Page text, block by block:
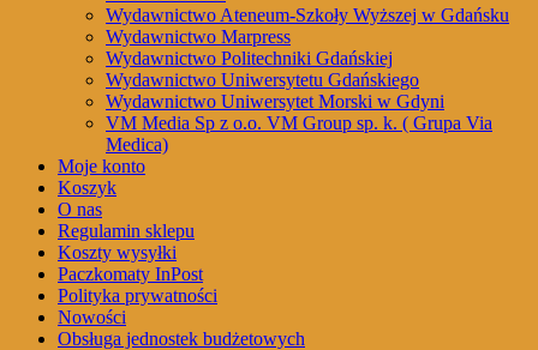
Wydawnictwo Ateneum-Szkoły Wyższej w Gdańsku
Wydawnictwo Marpress
Wydawnictwo Politechniki Gdańskiej
Wydawnictwo Uniwersytetu Gdańskiego
Wydawnictwo Uniwersytet Morski w Gdyni
VM Media Sp z o.o. VM Group sp. k. ( Grupa Via
Medica)
Moje konto
Koszyk
O nas
Regulamin sklepu
Koszty wysyłki
Paczkomaty InPost
Polityka prywatności
Nowości
Obsługa jednostek budżetowych